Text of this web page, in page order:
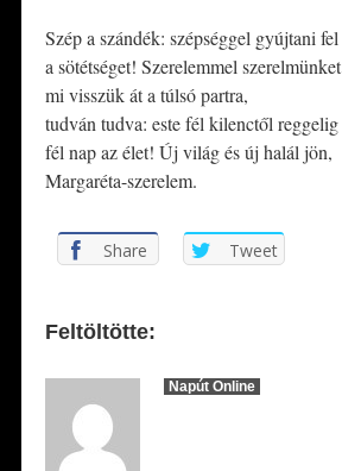
Szép a szándék: szépséggel gyújtani fel
a sötétséget! Szerelemmel szerelmünket
mi visszük át a túlsó partra,
tudván tudva: este fél kilenctől reggelig
fél nap az élet! Új világ és új halál jön,
Margaréta-szerelem.
Share Tweet
Feltöltötte:
Napút Online